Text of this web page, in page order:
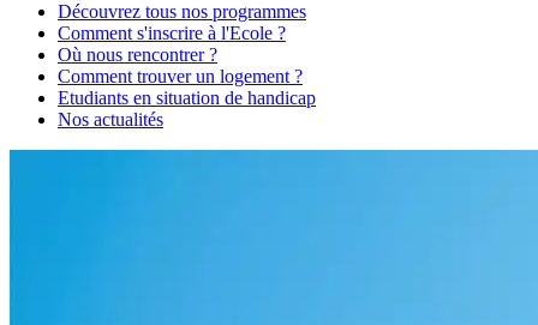
Découvrez tous nos programmes
Comment s'inscrire à l'Ecole ?
Où nous rencontrer ?
Comment trouver un logement ?
Etudiants en situation de handicap
Nos actualités